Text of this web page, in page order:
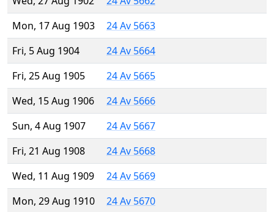
Mon, 17 Aug 1903
24 Av 5663
Fri, 5 Aug 1904
24 Av 5664
Fri, 25 Aug 1905
24 Av 5665
Wed, 15 Aug 1906
24 Av 5666
Sun, 4 Aug 1907
24 Av 5667
Fri, 21 Aug 1908
24 Av 5668
Wed, 11 Aug 1909
24 Av 5669
Mon, 29 Aug 1910
24 Av 5670